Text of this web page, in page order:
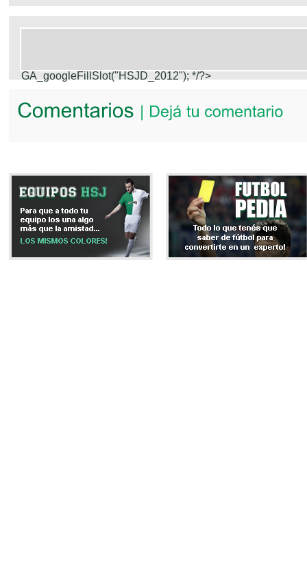
GA_googleFillSlot("HSJD_2012"); */?>